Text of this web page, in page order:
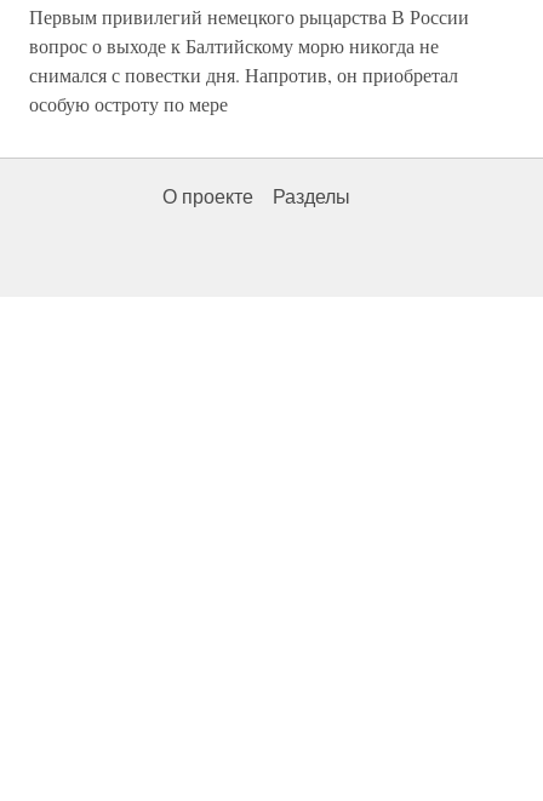
Первым привилегий немецкого рыцарства В России
вопрос о выходе к Балтийскому морю никогда не
снимался с повестки дня. Напротив, он приобретал
особую остроту по мере
О проекте Разделы